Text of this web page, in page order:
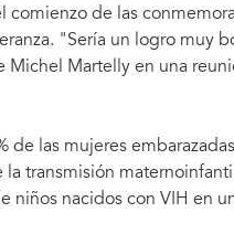
comienzo de las
"Sería un logro muy
Martelly en una
de las mujeres
transmisión
niños nacidos con VIH en